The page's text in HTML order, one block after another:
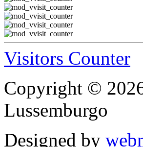
Visitors Counter
Copyright ©
Lussemburgo
Designed by